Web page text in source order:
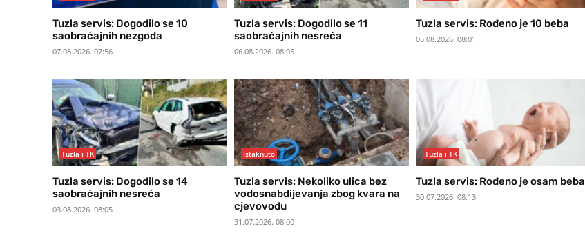
Tuzla servis: Dogodilo se 10
saobraćajnih nezgoda
07.08.2026. 07:56
Tuzla servis: Dogodilo se 11
saobraćajnih nesreća
06.08.2026. 08:05
Tuzla servis: Rođeno je 10 beba
05.08.2026. 08:01
Tuzla i TK
Tuzla servis: Dogodilo se 14
saobraćajnih nesreća
03.08.2026. 08:05
Istaknuto
Tuzla servis: Nekoliko ulica bez
vodosnabdijevanja zbog kvara na
cjevovodu
31.07.2026. 08:00
Tuzla i TK
Tuzla servis: Rođeno je osam beba
30.07.2026. 08:13